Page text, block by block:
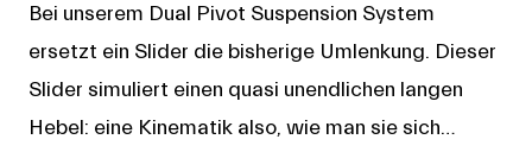
Bei unserem Dual Pivot Suspension System
ersetzt ein Slider die bisherige Umlenkung. Dieser
Slider simuliert einen quasi unendlichen langen
Hebel: eine Kinematik also, wie man sie sich